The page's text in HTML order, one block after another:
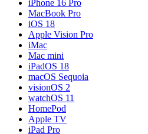
iPhone 16 Pro
MacBook Pro
iOS 18
Apple Vision Pro
iMac
Mac mini
iPadOS 18
macOS Sequoia
visionOS 2
watchOS 11
HomePod
Apple TV
iPad Pro